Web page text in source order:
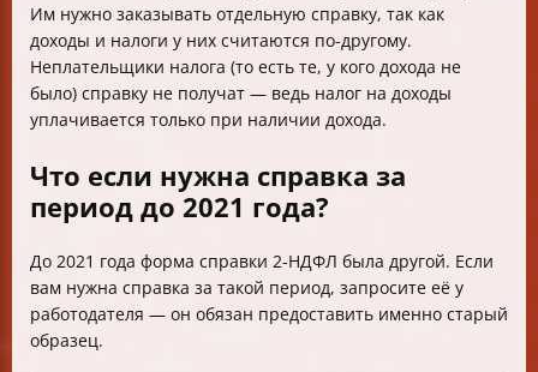
Им нужно заказывать отдельную справку, так как
доходы и налоги у них считаются по-другому.
Неплательщики налога (то есть те, у кого дохода не
было) справку не получат — ведь налог на доходы
уплачивается только при наличии дохода.
Что если нужна справка за
период до 2021 года?
До 2021 года форма справки 2-НДФЛ была другой. Если
вам нужна справка за такой период, запросите её у
работодателя — он обязан предоставить именно старый
образец.